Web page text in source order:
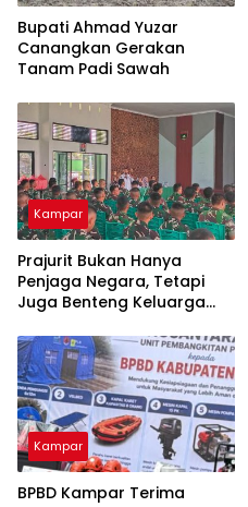
Bupati Ahmad Yuzar
Canangkan Gerakan
Tanam Padi Sawah
Kampar
Prajurit Bukan Hanya
Penjaga Negara, Tetapi
Juga Benteng Keluarga
Kampar
BPBD Kampar Terima